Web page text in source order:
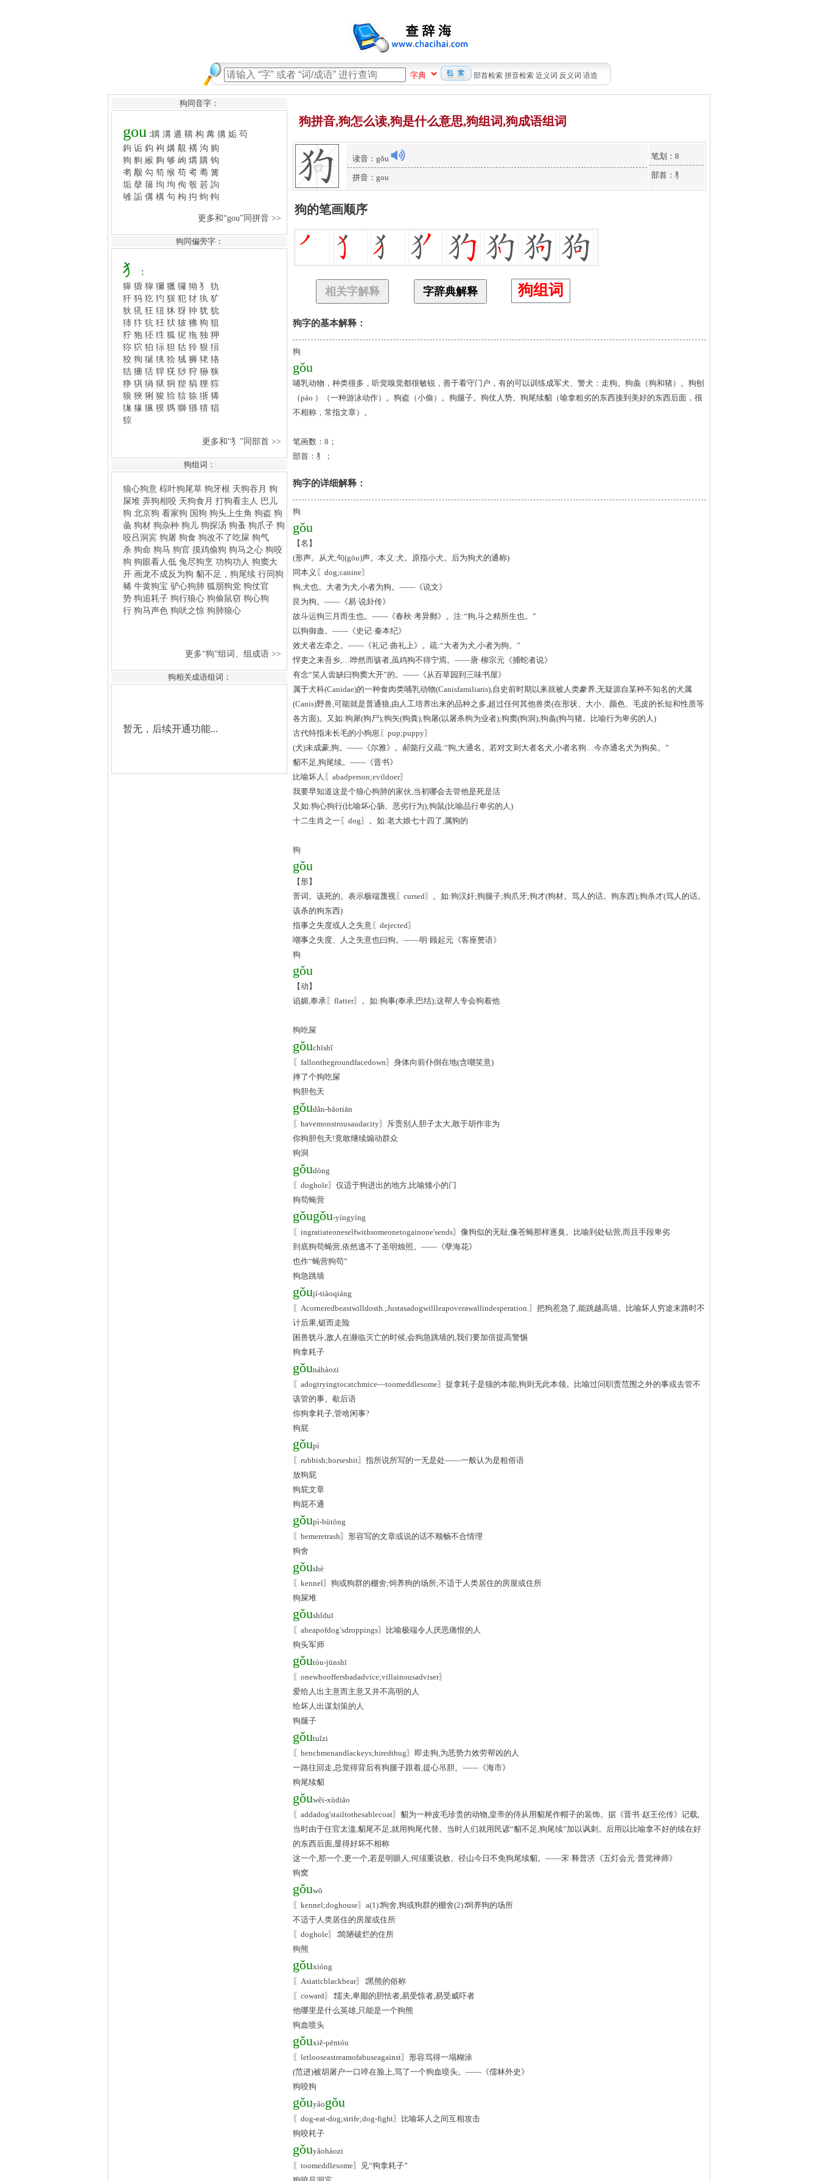
部首检索 拼音检索 近义词 反义词 语造
狗同音字：
gou:韝 溝 遘 鞲 构 冓 搆 姤 芶
緱 夠 岣 煹 購 钩
勾 笱 缑 苟 耇 耈 篝
簼 玽 坸 佝 彀 茩 訽
傋 構 句 枸 抅 蚼 軥
更多和“gou”同拼音 >>
狗同偏旁字：
犰
犸 犵 犳 狈 犯 犲 犱 犷
犺 犾
狉
狛 狋 狚 狜 狑 狠 狟
狿 狣 狯 狨 狮 狫 狢
狧 猂 猐 猀 狩 狲 狭
猧 狱 狪 狴 狷 狸 猔
猁 狻 猃 狺 狳 狾 狶
猦 猤 獁 獅 猻 猜 猖
更多和“犭”同部首 >>
狗组词：
狼心狗意 棕叶狗尾草 狗牙根 天狗吞月
弄狗相咬
狗蚤 狗爪子 狗
狗改不了吃屎 狗气
狗命 狗马 狗官 摸鸡偷狗 狗马之心 狗咬
功狗功人 狗窦大
牛黄狗宝 驴心狗肺 狐朋狗党 狗仗官
狗追耗子 狗行狼心 狗偷鼠窃 狗心狗
狗马声色 狗吠之惊 狗肺狼心
更多“狗”组词、组成语 >>
狗相关成语组词：
暂无，后续开通功能...
狗拼音,狗怎么读,狗是什么意思,狗组词,狗成语组词
读音：gǒu
拼音：gou
笔划：8
部首：犭
狗的笔画顺序
相关字解释 字辞典解释 狗组词
狗字的基本解释：
狗
gǒu
哺乳动物，种类很多，听觉嗅觉都很敏锐，善于看守门户，有的可以训练成军犬、警犬：走狗。狗彘（狗和猪）。狗刨
（páo ）（一种游泳动作）。狗盗（小偷）。狗腿子。狗仗人势。狗尾续貂（喻拿粗劣的东西接到美好的东西后面，很
不相称，常指文章）。
笔画数：8；
部首：犭；
狗字的详细解释：
狗
gǒu
【名】
(形声。从犬,句(gōu)声。本义:犬。原指小犬。后为狗犬的通称)
同本义〖dog;canine〗
狗,犬也。大者为犬,小者为狗。——《说文》
艮为狗。——《易·说卦传》
故斗运狗三月而生也。——《春秋·考异郵》。注:“狗,斗之精所生也。”
以狗御蛊。——《史记·秦本纪》
效犬者左牵之。——《礼记·曲礼上》。疏:“大者为犬,小者为狗。”
悍吏之来吾乡,…哗然而骇者,虽鸡狗不得宁焉。——唐·柳宗元《捕蛇者说》
有念“笑人齿缺曰狗窦大开”的。——《从百草园到三味书屋》
属于犬科(Canidae)的一种食肉类哺乳动物(Canisfamiliaris),自史前时期以来就被人类豢养,无疑源自某种不知名的犬属
(Canis)野兽,可能就是普通狼,由人工培养出来的品种之多,超过任何其他兽类(在形状、大小、颜色、毛皮的长短和性质等
各方面)。又如:狗犀(狗尸);狗矢(狗粪);狗屠(以屠杀狗为业者);狗窦(狗洞);狗彘(狗与猪。比喻行为卑劣的人)
古代特指未长毛的小狗崽〖pup;puppy〗
(犬)未成豪,狗。——《尔雅》。郝懿行义疏:“狗,大通名。若对文则大者名犬,小者名狗…今亦通名犬为狗矣。”
貂不足,狗尾续。——《晋书》
比喻坏人〖abadperson;evildoer〗
我要早知道这是个狼心狗肺的家伙,当初哪会去管他是死是活
又如:狗心狗行(比喻坏心肠、恶劣行为);狗鼠(比喻品行卑劣的人)
十二生肖之一〖dog〗。如:老大娘七十四了,属狗的
狗
gǒu
【形】
詈词。该死的。表示极端蔑视〖cursed〗。如:狗汉奸;狗腿子;狗爪牙;狗才(狗材。骂人的话。狗东西);狗杀才(骂人的话。
该杀的狗东西)
指事之失度或人之失意〖dejected〗
嘲事之失度、人之失意也曰狗。——明·顾起元《客座赘语》
狗
gǒu
【动】
谄媚,奉承〖flatter〗。如:狗事(奉承,巴结);这帮人专会狗着他
狗吃屎
gǒuchīshǐ
〖fallonthegroundfacedown〗身体向前仆倒在地(含嘲笑意)
摔了个狗吃屎
狗胆包天
gǒudǎn-bāotiān
〖havemonstrousaudacity〗斥责别人胆子太大,敢于胡作非为
你狗胆包天!竟敢继续煽动群众
狗洞
gǒudòng
〖doghole〗仅适于狗进出的地方,比喻矮小的门
狗苟蝇营
gǒugǒu-yíngyíng
〖ingratiateoneselfwithsomeonetogainone'sends〗像狗似的无耻,像苍蝇那样逐臭。比喻到处钻营,而且手段卑劣
到底狗苟蝇营,依然逃不了圣明烛照。——《孽海花》
也作“蝇营狗苟”
狗急跳墙
gǒují-tiàoqiáng
〖Acorneredbeastwilldosth.;Justasadogwillleapoverawallindesperation.〗把狗惹急了,能跳越高墙。比喻坏人穷途末路时不
计后果,铤而走险
困兽犹斗,敌人在濒临灭亡的时候,会狗急跳墙的,我们要加倍提高警惕
狗拿耗子
gǒunáhàozi
〖adogtryingtocatchmice—toomeddlesome〗捉拿耗子是猫的本能,狗则无此本领。比喻过问职责范围之外的事或去管不
该管的事。歇后语
你狗拿耗子,管啥闲事?
狗屁
gǒupì
〖rubbish;horseshit〗指所说所写的一无是处——一般认为是粗俗语
放狗屁
狗屁文章
狗屁不通
gǒupì-bùtōng
〖bemeretrash〗形容写的文章或说的话不顺畅不合情理
狗舍
gǒushè
〖kennel〗狗或狗群的棚舍;饲养狗的场所;不适于人类居住的房屋或住所
狗屎堆
gǒushǐduī
〖aheapofdog’sdroppings〗比喻极端令人厌恶痛恨的人
狗头军师
gǒutóu-jūnshī
〖onewhooffersbadadvice;villainousadviser〗
爱给人出主意而主意又并不高明的人
给坏人出谋划策的人
狗腿子
gǒutuǐzi
〖henchmenandlackeys;hiredthug〗即走狗,为恶势力效劳帮凶的人
一路往回走,总觉得背后有狗腿子跟着,提心吊胆。——《海市》
狗尾续貂
gǒuwěi-xùdiāo
〖addadog'stailtothesablecoat〗貂为一种皮毛珍贵的动物,皇帝的侍从用貂尾作帽子的装饰。据《晋书·赵王伦传》记载,
当时由于任官太滥,貂尾不足,就用狗尾代替。当时人们就用民谚“貂不足,狗尾续”加以讽刺。后用以比喻拿不好的续在好
的东西后面,显得好坏不相称
这一个,那一个,更一个,若是明眼人,何须重说败。径山今日不免狗尾续貂。——宋·释普济《五灯会元·普觉禅师》
狗窝
gǒuwō
〖kennel;doghouse〗a(1)∶狗舍,狗或狗群的棚舍(2)∶饲养狗的场所
不适于人类居住的房屋或住所
〖doghole〗∶简陋破烂的住所
狗熊
gǒuxióng
〖Asiaticblackbear〗∶黑熊的俗称
〖coward〗∶懦夫,卑鄙的胆怯者,易受惊者,易受威吓者
他哪里是什么英雄,只能是一个狗熊
狗血喷头
gǒuxiě-pēntóu
〖letlooseastreamofabuseagainst〗形容骂得一塌糊涂
(范进)被胡屠户一口啐在脸上,骂了一个狗血喷头。——《儒林外史》
狗咬狗
gǒuyǎogǒu
〖dog-eat-dog;strife;dog-fight〗比喻坏人之间互相攻击
狗咬耗子
gǒuyǎohàozi
〖toomeddlesome〗见“狗拿耗子”